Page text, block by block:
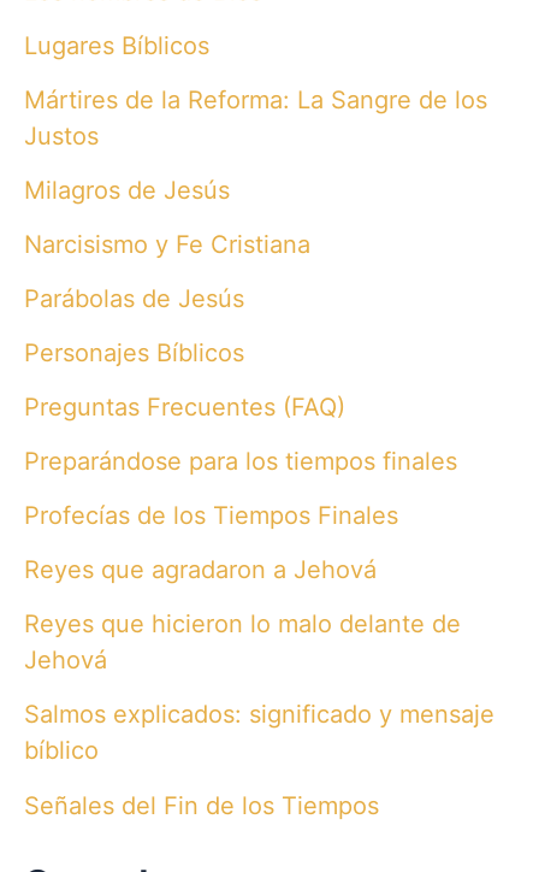
Lugares Bíblicos
Mártires de la Reforma: La Sangre de los
Justos
Milagros de Jesús
Narcisismo y Fe Cristiana
Parábolas de Jesús
Personajes Bíblicos
Preguntas Frecuentes (FAQ)
Preparándose para los tiempos finales
Profecías de los Tiempos Finales
Reyes que agradaron a Jehová
Reyes que hicieron lo malo delante de
Jehová
Salmos explicados: significado y mensaje
bíblico
Señales del Fin de los Tiempos